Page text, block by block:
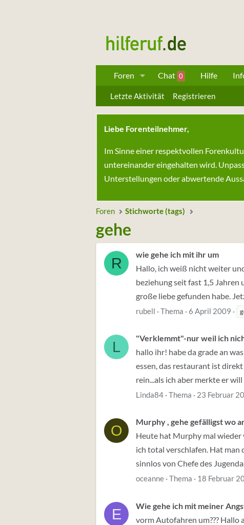
Foren Chat 0 Hilfe
Letzte Aktivität Registrieren
Liebe Forenteilnehmer,
Im Sinne einer respektvollen
untereinander eingehalten wird.
Unterstellungen oder abwertende
Foren Stichworte (tags)
gehe
R
wie gehe ich mit ihr um
Hallo, ich weiß nicht weiter
beziehung seit fast 1,5 Jahren
große liebe gefunden habe.
rubell Thema 6 April 2009
L
"Verklemmt"-nur weil ich
hallo ihr! habe da grade an
essen, das restaurant ist
rein...als ich aber merkte er will
Linda84 Thema 23 Februar
O
Murphy , gehe gefälligst wo
Heute hat Murphy mal wieder
ich total verschlafen. Hat
sinnlos von Chefe des
oceanne Thema 18 Februar
E
Wie gehe ich mit meiner Angst
vorm Autofahren um??? Hallo